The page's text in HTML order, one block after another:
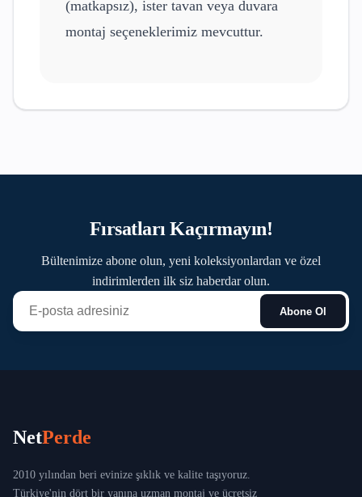
(matkapsız), ister tavan veya duvara
montaj seçeneklerimiz mevcuttur.
Fırsatları Kaçırmayın!
Bültenimize abone olun, yeni koleksiyonlardan ve özel
indirimlerden ilk siz haberdar olun.
Abone Ol
NetPerde
2010 yılından beri evinize şıklık ve kalite taşıyoruz.
Türkiye'nin dört bir yanına uzman montaj ve ücretsiz